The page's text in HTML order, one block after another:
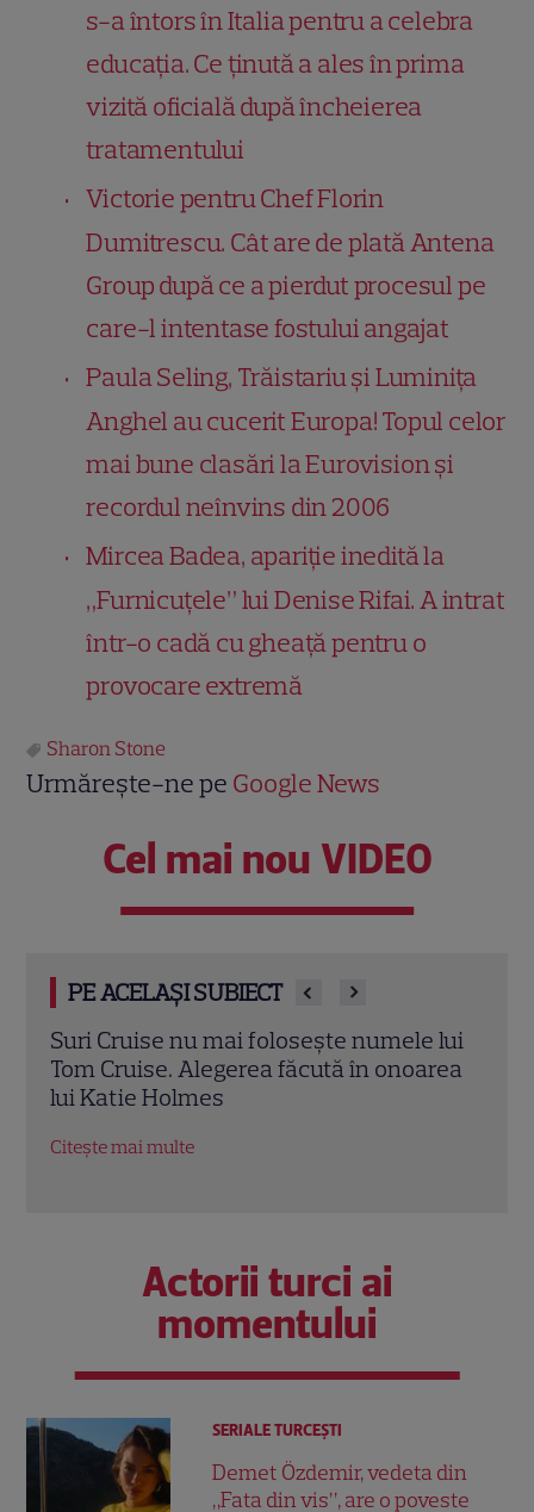
s-a întors în Italia pentru a celebra
educația. Ce ținută a ales în prima
vizită oficială după încheierea
tratamentului
Victorie pentru Chef Florin
Dumitrescu. Cât are de plată Antena
Group după ce a pierdut procesul pe
care-l intentase fostului angajat
Paula Seling, Trăistariu și Luminița
Anghel au cucerit Europa! Topul celor
mai bune clasări la Eurovision și
recordul neînvins din 2006
Mircea Badea, apariție inedită la
„Furnicuțele” lui Denise Rifai. A intrat
într-o cadă cu gheață pentru o
provocare extremă
Sharon Stone
Urmărește-ne pe Google News
Cel mai nou VIDEO
PE ACELAȘI SUBIECT
Suri Cruise nu mai folosește numele lui
Tom Cruise. Alegerea făcută în onoarea
lui Katie Holmes
Citește mai multe
Actorii turci ai
momentului
SERIALE TURCEŞTI
Demet Özdemir, vedeta din
„Fata din vis”, are o poveste